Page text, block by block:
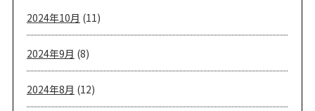
2024年10月 (11)
2024年9月 (8)
2024年8月 (12)